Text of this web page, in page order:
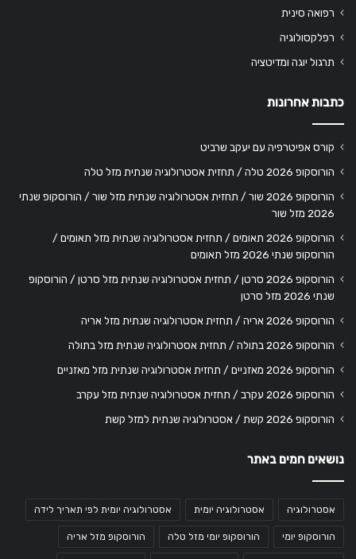
רפואה סינית
רפלקסולוגיה
תרגול יוגה ומדיטציה
כתבות אחרונות
קורס אפיטרפיה עם יעקב שרביט
הורוסקופ 2026 טלה / תחזית אסטרולוגיה שנתית מזל טלה
הורוסקופ 2026 שור / תחזית אסטרולוגיה שנתית מזל שור / הורוסקופ שנתי
2026 מזל שור
הורוסקופ 2026 תאומים / תחזית אסטרולוגיה שנתית מזל תאומים /
הורוסקופ שנתי 2026 מזל תאומים
הורוסקופ 2026 סרטן / תחזית אסטרולוגיה שנתית מזל סרטן / הורוסקופ
שנתי 2026 מזל סרטן
הורוסקופ 2026 אריה / תחזית אסטרולוגיה שנתית מזל אריה
הורוסקופ 2026 בתולה / תחזית אסטרולוגיה שנתית מזל בתולה
הורוסקופ 2026 מאזניים / תחזית אסטרולוגיה שנתית מזל מאזניים
הורוסקופ 2026 עקרב / תחזית אסטרולוגיה שנתית מזל עקרב
הורוסקופ 2026 קשת / אסטרולוגיה שנתית למזל קשת
נושאים חמים באתר
אסטרולוגיה אסטרולוגיה יומית אסטרולוגיה יומית לפי תאריך לידה
הורוסקופ יומי הורוסקופ יומי מזל טלה הורוסקופ מזל אריה